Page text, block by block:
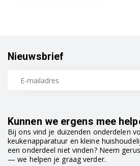
Kunnen we ergens mee
Bij ons vind je duizenden onderdelen
keukenapparatuur en kleine
een onderdeel niet vinden? Neem
— we helpen je graag verder.
Nieuwsbrief